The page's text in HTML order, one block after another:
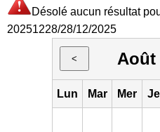
Désolé aucun résultat
20251228/28/12/2025
< Août
Lun Mar Mer